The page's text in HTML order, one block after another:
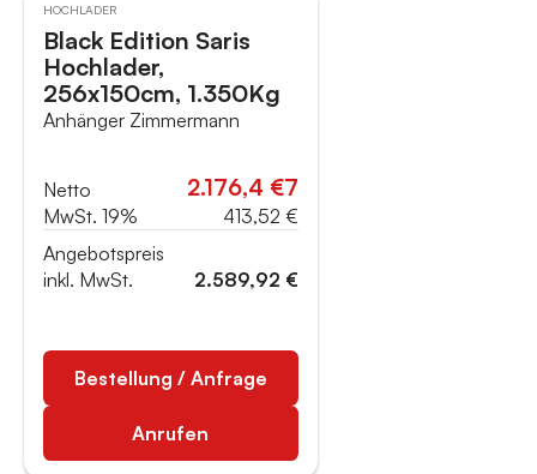
HOCHLADER
Black Edition Saris
Hochlader,
256x150cm, 1.350Kg
Anhänger Zimmermann
Netto 2.176,4 €7
MwSt. 19%
413,52 €
Angebotspreis
inkl. MwSt.
2.589,92 €
Bestellung / Anfrage
Anrufen